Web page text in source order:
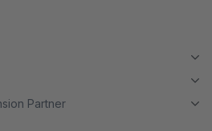
Partner